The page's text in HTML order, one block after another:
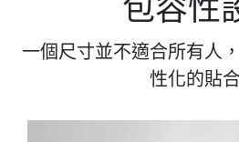
包容性
一個尺寸並不適合所有人
性化的貼